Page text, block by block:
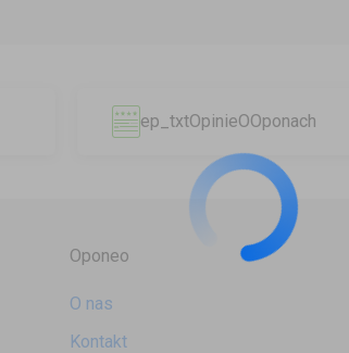
ep_txtOpinieOOponach
Oponeo
O nas
Kontakt